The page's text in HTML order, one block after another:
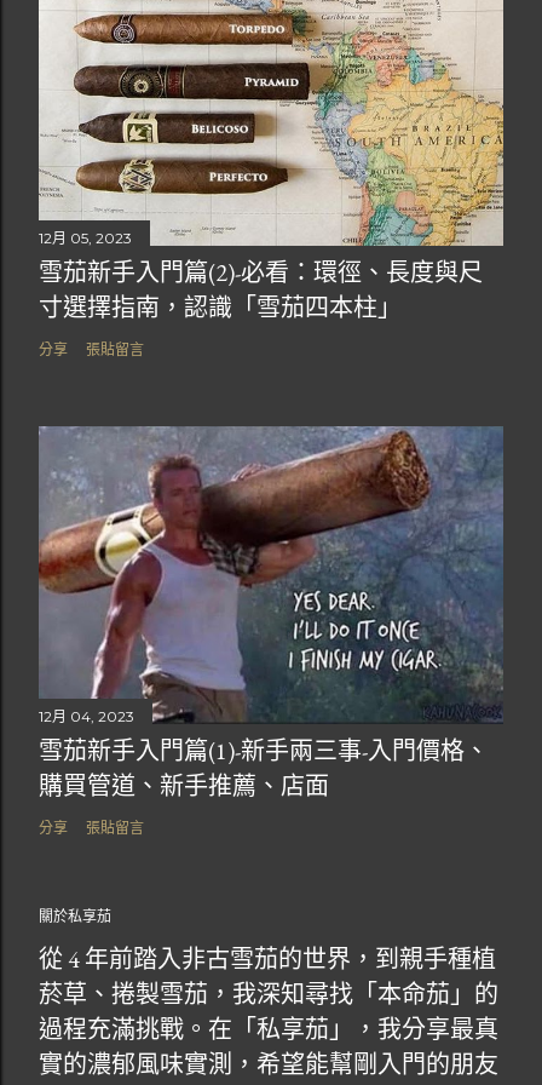
12月 05, 2023
雪茄新手入門篇(2)-必看：環徑、長度與尺
寸選擇指南，認識「雪茄四本柱」
分享 張貼留言
12月 04, 2023
雪茄新手入門篇(1)-新手兩三事-入門價格、
購買管道、新手推薦、店面
分享 張貼留言
關於私享茄
從 4 年前踏入非古雪茄的世界，到親手種植
菸草、捲製雪茄，我深知尋找「本命茄」的
過程充滿挑戰。在「私享茄」，我分享最真
實的濃郁風味實測，希望能幫剛入門的朋友